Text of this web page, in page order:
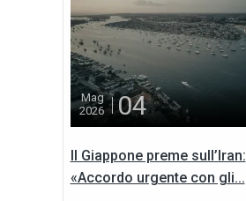
Mag
2026
04
Il Giappone preme sull’Iran:
«Accordo urgente con gli...